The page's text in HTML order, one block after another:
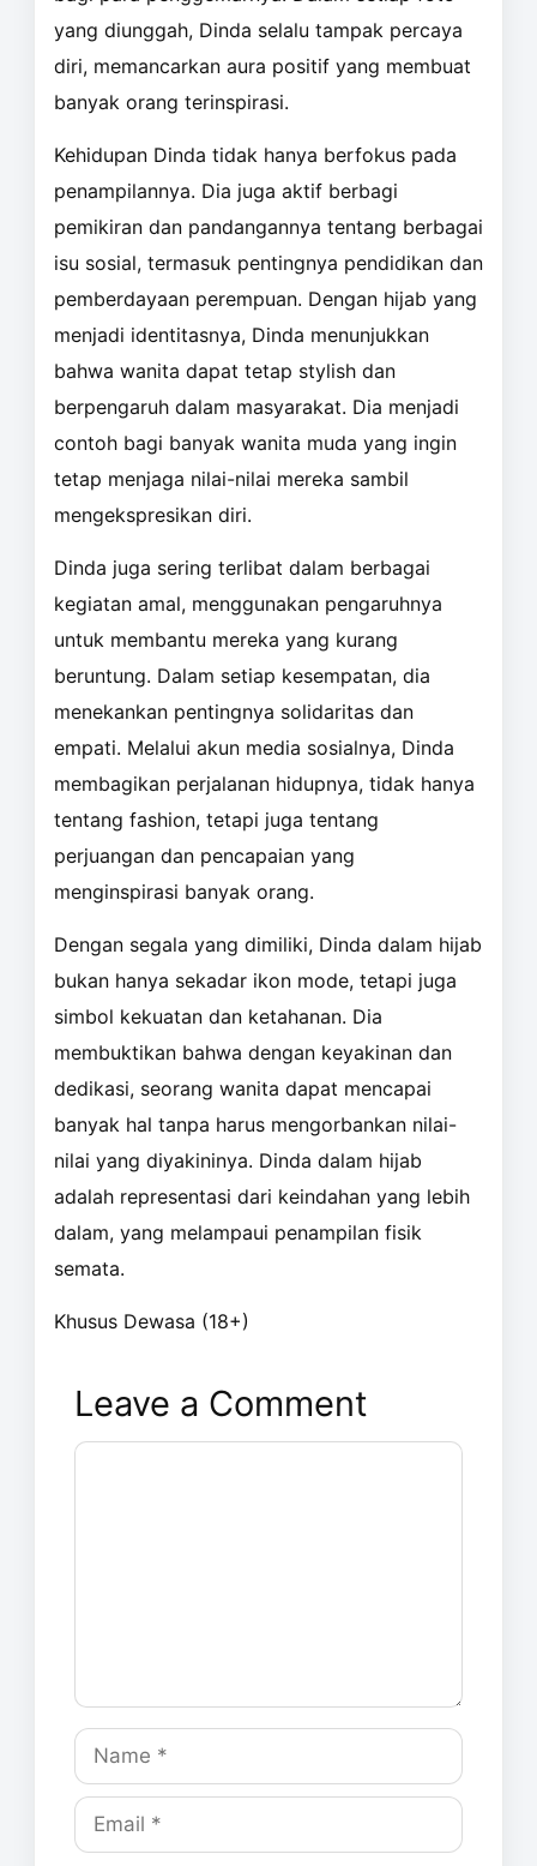
yang diunggah, Dinda selalu tampak percaya
diri, memancarkan aura positif yang membuat
banyak orang terinspirasi.
Kehidupan Dinda tidak hanya berfokus pada
penampilannya. Dia juga aktif berbagi
pemikiran dan pandangannya tentang berbagai
isu sosial, termasuk pentingnya pendidikan dan
pemberdayaan perempuan. Dengan hijab yang
menjadi identitasnya, Dinda menunjukkan
bahwa wanita dapat tetap stylish dan
berpengaruh dalam masyarakat. Dia menjadi
contoh bagi banyak wanita muda yang ingin
tetap menjaga nilai-nilai mereka sambil
mengekspresikan diri.
Dinda juga sering terlibat dalam berbagai
kegiatan amal, menggunakan pengaruhnya
untuk membantu mereka yang kurang
beruntung. Dalam setiap kesempatan, dia
menekankan pentingnya solidaritas dan
empati. Melalui akun media sosialnya, Dinda
membagikan perjalanan hidupnya, tidak hanya
tentang fashion, tetapi juga tentang
perjuangan dan pencapaian yang
menginspirasi banyak orang.
Dengan segala yang dimiliki, Dinda dalam hijab
bukan hanya sekadar ikon mode, tetapi juga
simbol kekuatan dan ketahanan. Dia
membuktikan bahwa dengan keyakinan dan
dedikasi, seorang wanita dapat mencapai
banyak hal tanpa harus mengorbankan nilai-
nilai yang diyakininya. Dinda dalam hijab
adalah representasi dari keindahan yang lebih
dalam, yang melampaui penampilan fisik
semata.
Khusus Dewasa (18+)
Leave a Comment
Comment
Name
Email